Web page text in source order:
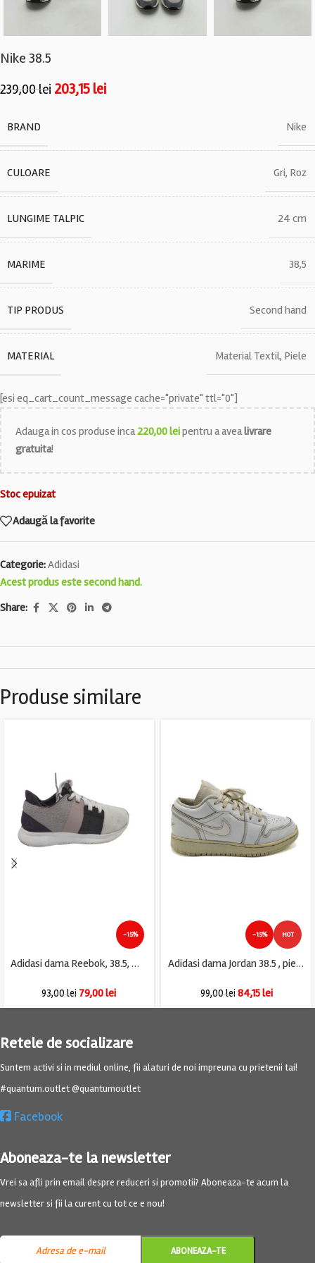
Nike 38.5
239,00lei 203,15 lei
BRAND Nike
CULOARE Gri, Roz
LUNGIME TALPIC 24 cm
MARIME 38,5
TIP PRODUS Second hand
MATERIAL Material Textil, Piele
[esi eq_cart_count_message cache="private" ttl="0"]
Adauga in cos produse inca220,00leipentru a avealivrare
gratuita!
Stoc epuizat
Adaugă la favorite
Categorie:Adidasi
Acest produs este second hand.
Share:
Produse similare
-15%
Adidasi dama Reebok, 38.5, material textil, gri negru
93,00lei 79,00lei
-15% HOT
Adidasi dama Jordan 38.5 , piele , alb
99,00lei 84,15lei
Retele de socializare
Suntem activi si in mediul online, fii alaturi de noi impreuna cu prietenii tai!
#quantum.outlet @quantumoutlet
Facebook
Aboneaza-te la newsletter
Vrei sa afli prin email despre reduceri si promotii? Aboneaza-te acum la
newsletter si fii la curent cu tot ce e nou!